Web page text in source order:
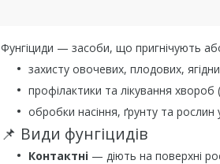
Фунгіциди — засоби, що пригнічують
захисту овочевих, плодових,
профілактики та лікування
обробки насіння, ґрунту та рослин
📌 Види фунгіцидів
Контактні — діють на поверхні